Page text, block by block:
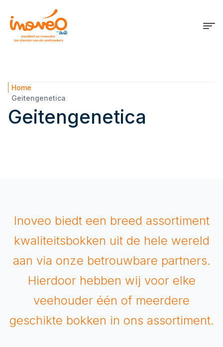
Home
Geitengenetica
Geitengenetica
Inoveo biedt een breed assortiment
kwaliteitsbokken uit de hele wereld
aan via onze betrouwbare partners.
Hierdoor hebben wij voor elke
veehouder één of meerdere
geschikte bokken in ons assortiment.